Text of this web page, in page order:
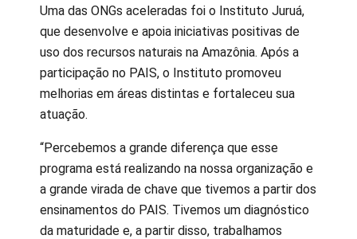
Uma das ONGs aceleradas foi o Instituto Juruá,
que desenvolve e apoia iniciativas positivas de
uso dos recursos naturais na Amazônia. Após a
participação no PAIS, o Instituto promoveu
melhorias em áreas distintas e fortaleceu sua
atuação.
“Percebemos a grande diferença que esse
programa está realizando na nossa organização e
a grande virada de chave que tivemos a partir dos
ensinamentos do PAIS. Tivemos um diagnóstico
da maturidade e, a partir disso, trabalhamos